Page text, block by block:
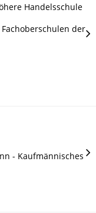
Handelsschule
der
- Kaufmännisches